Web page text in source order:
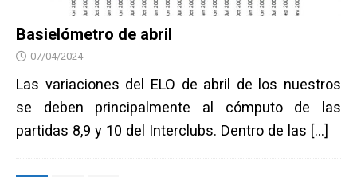
Basielómetro de abril
07/04/2024
Las variaciones del ELO de abril de los nuestros
se deben principalmente al cómputo de las
partidas 8,9 y 10 del Interclubs. Dentro de las […]